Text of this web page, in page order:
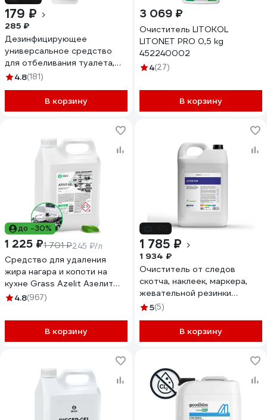
179 ₽
285 ₽
Дезинфицирующее
универсальное средство
для отбеливания туалета,
сантехники, канализации,
Professional 1 л
4605922035633
4.8(181)
В корзину
3 069 ₽
Очиститель LITOKOL
LITONET PRO 0,5 kg
452240002
4(27)
В корзину
до -30%
1 225 ₽1 701 ₽245 ₽/л
Средство для удаления
жира нагара и копоти на
кухне Grass Azelit Азелит
антижир, гелевая формула 5
4.8(967)
В корзину
1 785 ₽
1 934 ₽
Очиститель от следов
скотча, наклеек, маркера,
жевательной резинки
антискотч ANTISTICK
Professional 13015
5(5)
В корзину